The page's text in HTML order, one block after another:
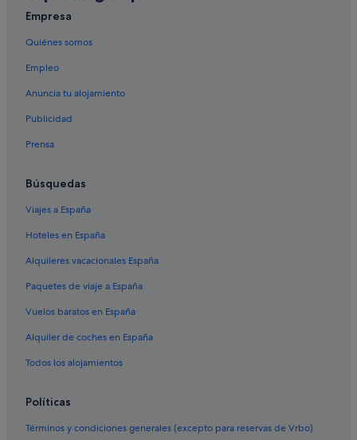
Empresa
Quiénes somos
Empleo
Anuncia tu alojamiento
Publicidad
Prensa
Búsquedas
Viajes a España
Hoteles en España
Alquileres vacacionales España
Paquetes de viaje a España
Vuelos baratos en España
Alquiler de coches en España
Todos los alojamientos
Políticas
Términos y condiciones generales (excepto para reservas de Vrbo)